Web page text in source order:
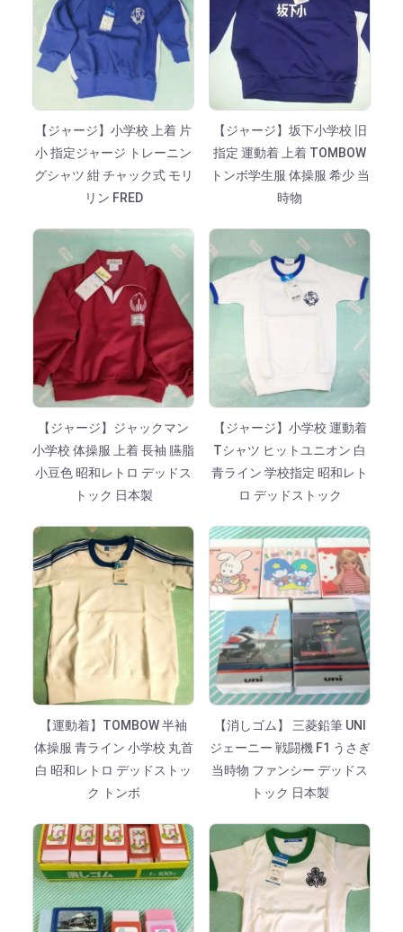
【ジャージ】小学校 上着 片
小 指定ジャージ トレーニン
グシャツ 紺 チャック式 モリ
リン FRED
【ジャージ】坂下小学校 旧
指定 運動着 上着 TOMBOW
トンボ学生服 体操服 希少 当
時物
【ジャージ】ジャックマン
小学校 体操服 上着 長袖 臙脂
小豆色 昭和レトロ デッドス
トック 日本製
【ジャージ】小学校 運動着
Tシャツ ヒットユニオン 白
青ライン 学校指定 昭和レト
ロ デッドストック
【運動着】TOMBOW 半袖
体操服 青ライン 小学校 丸首
白 昭和レトロ デッドストッ
ク トンボ
【消しゴム】 三菱鉛筆 UNI
ジェーニー 戦闘機 F1 うさぎ
当時物 ファンシー デッドス
トック 日本製